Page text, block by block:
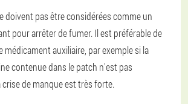
doivent pas être considérées comme un
pour arrêter de fumer. Il est préférable de
médicament auxiliaire, par exemple si la
contenue dans le patch n'est pas
de manque est très forte.